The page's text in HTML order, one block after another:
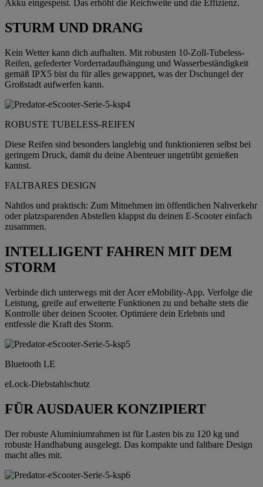
Akku eingespeist. Das erhöht die Reichweite und die Effizienz.
STURM UND DRANG
Kein Wetter kann dich aufhalten. Mit robusten 10-Zoll-Tubeless-
Reifen, gefederter Vorderradaufhängung und Wasserbeständigkeit
gemäß IPX5 bist du für alles gewappnet, was der Dschungel der
Großstadt aufwerfen kann.
ROBUSTE TUBELESS-REIFEN
Diese Reifen sind besonders langlebig und funktionieren selbst bei
geringem Druck, damit du deine Abenteuer ungetrübt genießen
kannst.
FALTBARES DESIGN
Nahtlos und praktisch: Zum Mitnehmen im öffentlichen Nahverkehr
oder platzsparenden Abstellen klappst du deinen E-Scooter einfach
zusammen.
INTELLIGENT FAHREN MIT DEM
STORM
Verbinde dich unterwegs mit der Acer eMobility-App. Verfolge die
Leistung, greife auf erweiterte Funktionen zu und behalte stets die
Kontrolle über deinen Scooter. Optimiere dein Erlebnis und
entfessle die Kraft des Storm.
Bluetooth LE
eLock-Diebstahlschutz
FÜR AUSDAUER KONZIPIERT
Der robuste Aluminiumrahmen ist für Lasten bis zu 120 kg und
robuste Handhabung ausgelegt. Das kompakte und faltbare Design
macht alles mit.